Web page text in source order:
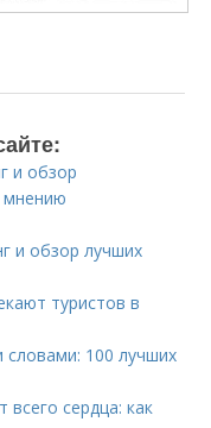
и обзор
мнению
и обзор лучших
туристов в
100 лучших
сердца: как